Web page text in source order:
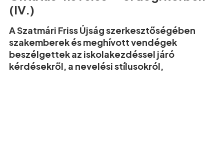
(IV.)
A Szatmári Friss Újság szerkesztőségében
szakemberek és meghívott vendégek
beszélgettek az iskolakezdéssel járó
kérdésekről, a nevelési stílusokról,